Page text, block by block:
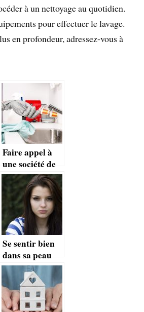
à un nettoyage au quotidien.
pour effectuer le lavage.
en profondeur, adressez-vous à
Faire appel à
une société de
nettoyage
Se sentir bien
dans sa peau
grâce à l’argile
verte